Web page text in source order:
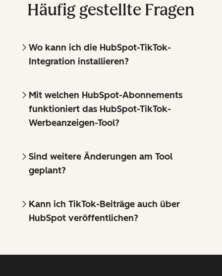
Häufig gestellte Fragen
Wo kann ich die HubSpot-TikTok-
Integration installieren?
Mit welchen HubSpot-Abonnements
funktioniert das HubSpot-TikTok-
Werbeanzeigen-Tool?
Sind weitere Änderungen am Tool
geplant?
Kann ich TikTok-Beiträge auch über
HubSpot veröffentlichen?